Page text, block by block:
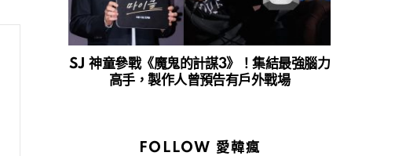
SJ 神童參戰《魔鬼的計謀3》！集結最強腦力
高手，製作人曾預告有戶外戰場
FOLLOW 愛韓瘋